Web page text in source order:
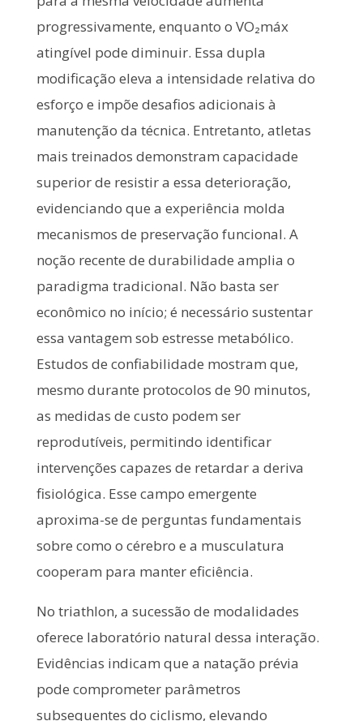
progressivamente, enquanto o VO₂máx
atingível pode diminuir. Essa dupla
modificação eleva a intensidade relativa do
esforço e impõe desafios adicionais à
manutenção da técnica. Entretanto, atletas
mais treinados demonstram capacidade
superior de resistir a essa deterioração,
evidenciando que a experiência molda
mecanismos de preservação funcional. A
noção recente de durabilidade amplia o
paradigma tradicional. Não basta ser
econômico no início; é necessário sustentar
essa vantagem sob estresse metabólico.
Estudos de confiabilidade mostram que,
mesmo durante protocolos de 90 minutos,
as medidas de custo podem ser
reprodutíveis, permitindo identificar
intervenções capazes de retardar a deriva
fisiológica. Esse campo emergente
aproxima-se de perguntas fundamentais
sobre como o cérebro e a musculatura
cooperam para manter eficiência.
No triathlon, a sucessão de modalidades
oferece laboratório natural dessa interação.
Evidências indicam que a natação prévia
pode comprometer parâmetros
subsequentes do ciclismo, elevando